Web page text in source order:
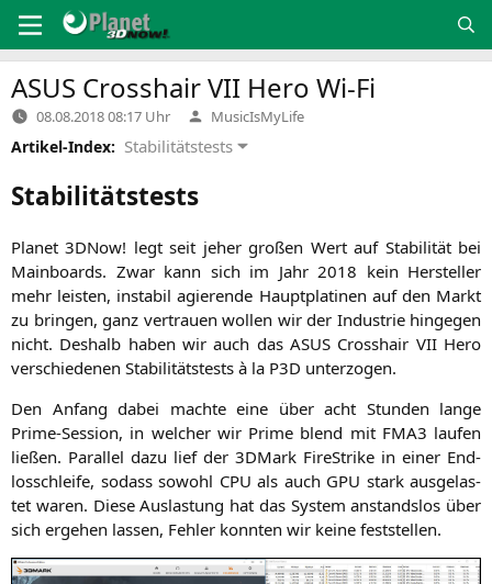
Inhalt
springen
ASUS CrosshairVII Hero Wi-Fi
08.08.2018 08:17 Uhr Verfasst
von
MusicIsMyLife
Artikel-Index: Stabilitätstests
Stabilitätstests
Pla­net 3DNow! legt seit jeher gro­ßen Wert auf Sta­bi­li­tät bei
Main­boards. Zwar kann sich im Jahr 2018 kein Her­stel­ler
mehr leis­ten, insta­bil agie­ren­de Haupt­pla­ti­nen auf den Markt
zu brin­gen, ganz ver­trau­en wol­len wir der Indus­trie hin­ge­gen
nicht. Des­halb haben wir auch das ASUS Cross­hair VIIHero
ver­schie­de­nen Sta­bi­li­täts­tests à la P3D unterzogen.
Den Anfang dabei mach­te eine über acht Stun­den lan­ge
Prime-Ses­si­on, in wel­cher wir Prime blend mit FMA3 lau­fen
lie­ßen. Par­al­lel dazu lief der 3DMark Fire­Strike in einer End­
los­schlei­fe, sodass sowohl CPU als auch GPU stark aus­ge­las­
tet waren. Die­se Aus­las­tung hat das Sys­tem anstands­los über
sich erge­hen las­sen, Feh­ler konn­ten wir kei­ne feststellen.